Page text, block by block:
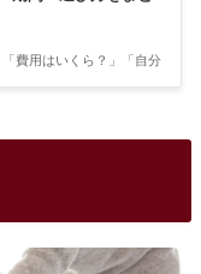
「費用はいくら？」「自分
も交えて書いている。項
。誕生日の約1ヶ月前か